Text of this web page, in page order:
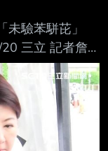
怕 但親戚一
輸 我認為我
理這類案件的
訴訟問題 有先
楊元綱律師、
未驗苯駢芘」
三立 記者詹
2026/07/2
未檢驗苯駢芘
數次「謝
翻攝畫面） 致